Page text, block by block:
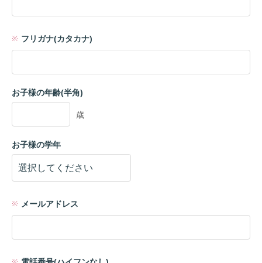
フリガナ(カタカナ)
お子様の年齢(半角)
歳
お子様の学年
メールアドレス